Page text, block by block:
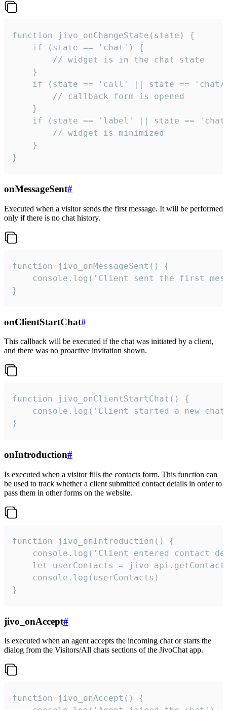
function jivo_onChangeState(state) {
    if (state == 'chat') {
        // widget is in the chat state
    }
if (state == 'call' || state ==
        // callback form is opened
    }
if (state == 'label' || state ==
        // widget is minimized
    }
}
onMessageSent#
Executed when a visitor sends the first message. It will be performed
only if there is no chat history.
function jivo_onMessageSent() {
console.log('Client sent the first
}
onClientStartChat#
This callback will be executed if the chat was initiated by a client,
and there was no proactive invitation shown.
function jivo_onClientStartChat() {
console.log('Client started a new
}
onIntroduction#
Is executed when a visitor fills the contacts form. This function can
be used to track whether a client submitted contact details in order to
pass them in other forms on the website.
function jivo_onIntroduction() {
console.log('Client entered contact
let userContacts =
    console.log(userContacts)
}
jivo_onAccept#
Is executed when an agent accepts the incoming chat or starts the
dialog from the Visitors/All chats sections of the JivoChat app.
function jivo_onAccept() {